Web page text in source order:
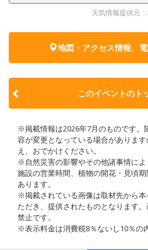
天気情報提供元
地図・アクセス情報、
このイベントのト
※掲載情報は2026年7月のものです。
容が変更となっている場合がありま
え、おでかけください。
※自然災害の影響やその他諸事情によ
施設の営業時間、植物の開花・見頃
あります。
※掲載されている画像は取材先から
ただき、提供されたものとなります
禁止です。
※表示料金は消費税8％ないし10％の